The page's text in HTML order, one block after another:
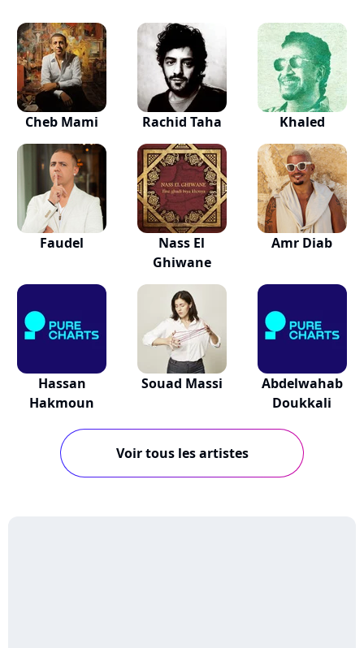
Cheb Mami Rachid Taha Khaled
Faudel
Nass El
Ghiwane
Amr Diab
Hassan
Hakmoun
Souad Massi
Abdelwahab
Doukkali
Voir tous les artistes